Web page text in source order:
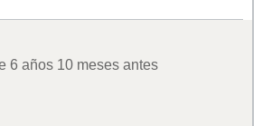
6 años 10 meses antes